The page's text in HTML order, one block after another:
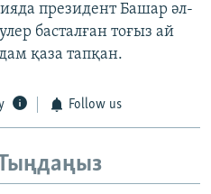
президент Башар әл-
басталған тоғыз ай
қаза тапқан.
Follow us